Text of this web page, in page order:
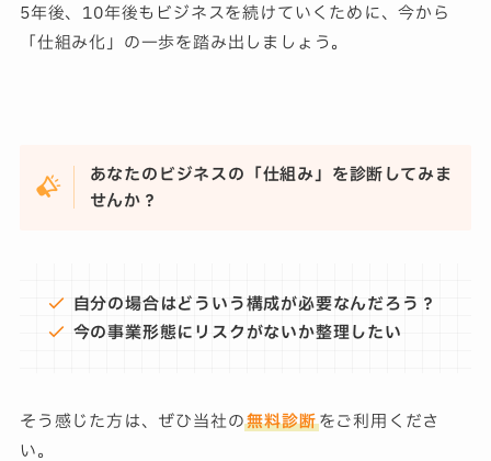
5年後、10年後もビジネスを続けていくために、今から
「仕組み化」の一歩を踏み出しましょう。
あなたのビジネスの「仕組み」を診断してみま
せんか？
自分の場合はどういう構成が必要なんだろう？
今の事業形態にリスクがないか整理したい
そう感じた方は、ぜひ当社の無料診断をご利用くださ
い。